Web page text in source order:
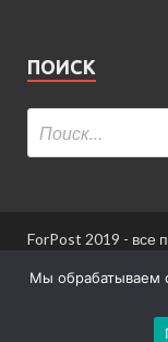
ПОИСК
ForPost 2019 - все
При
Мы обрабатываем